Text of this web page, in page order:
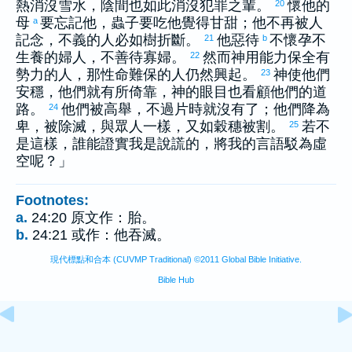
熱消沒雪水，陰間也如此消沒犯罪之輩。 20 懷他的
母 a 要忘記他，蟲子要吃他覺得甘甜；他不再被人
記念，不義的人必如樹折斷。
21 他惡待 b 不懷孕不
生養的婦人，不善待寡婦。
22 然而神用能力保全有
勢力的人，那性命難保的人仍然興起。
23 神使他們
安穩，他們就有所倚靠，神的眼目也看顧他們的道
路。
24 他們被高舉，不過片時就沒有了；他們降為
卑，被除滅，與眾人一樣，又如穀穗被割。
25 若不
是這樣，誰能證實我是說謊的，將我的言語駁為虛
空呢？」
Footnotes:
a. 24:20 原文作：胎。
b. 24:21 或作：他吞滅。
現代標點和合本 (CUVMP Traditional) ©2011 Global Bible Initiative.
Bible Hub